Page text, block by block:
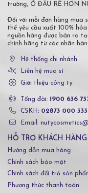
trường, Ở ĐÂU RẺ HƠN
Đối với mỗi đơn hàng mua
thể yêu cầu xuất 100%
nguồn hàng được bán ra
chính hãng từ các nhãn
Hệ thống chi nhánh
Liên hệ mua sỉ
Giới thiệu công ty
Tổng đài: 1900 636
CSKH: 02873 000 333
Email:
HỖ TRỢ KHÁCH HÀNG
Hướng dẫn mua hàng
Chính sách bảo mật
Chính sách đổi trả sản
Phương thức thanh toán